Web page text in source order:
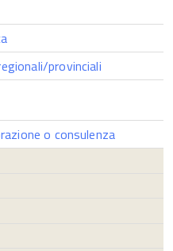
provinciali
o consulenza